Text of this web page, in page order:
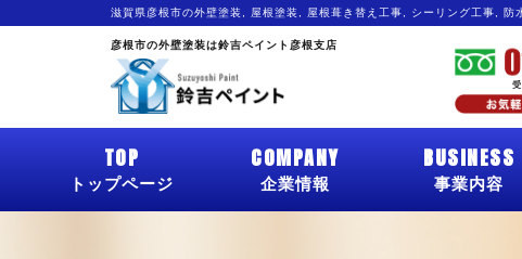
滋賀県彦根市の外壁塗装, 屋根塗装, 屋根葺き替え工事, シーリング工事, 防
彦根市の外壁塗装は鈴吉ペイント彦根支店
TOP
トップページ
COMPANY
企業情報
BUSINESS
事業内容